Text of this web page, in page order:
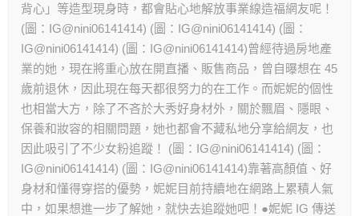
背心」等造型現身時，都會貼心地解放事業線造福網友呢！
(圖：IG@nini06141414) (圖：IG@nini06141414) (圖：
IG@nini06141414) (圖：IG@nini06141414)曾經待過房地產
業的她，現在將重心放在開直播、販售商品，曾自曝想在 45
歲前退休，因此現在每天都很努力的在工作。而妮妮的個性
也相當大方，除了不吝於大秀好身材外，關於飄眉、隱眼、
保養和妝容的相關問題，她也都會不藏私地分享給網友，也
因此吸引了不少女粉追蹤！ (圖：IG@nini06141414) (圖：
IG@nini06141414) (圖：IG@nini06141414)靠著高顏值、好
身材和懂得穿搭的優勢，妮妮目前持續地在網路上累積人氣
中，如果想進一步了解她，就快去追蹤她吧！●妮妮 IG 傳送